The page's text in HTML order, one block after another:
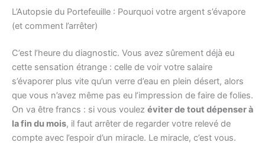
L’Autopsie du Portefeuille : Pourquoi votre argent s’évapore
(et comment l’arrêter)
C’est l’heure du diagnostic. Vous avez sûrement déjà eu
cette sensation étrange : celle de voir votre salaire
s’évaporer plus vite qu’un verre d’eau en plein désert, alors
que vous n’avez même pas eu l’impression de faire de folies.
On va être francs : si vous voulez éviter de tout dépenser à
la fin du mois, il faut arrêter de regarder votre relevé de
compte avec l’espoir d’un miracle. Le miracle, c’est vous.